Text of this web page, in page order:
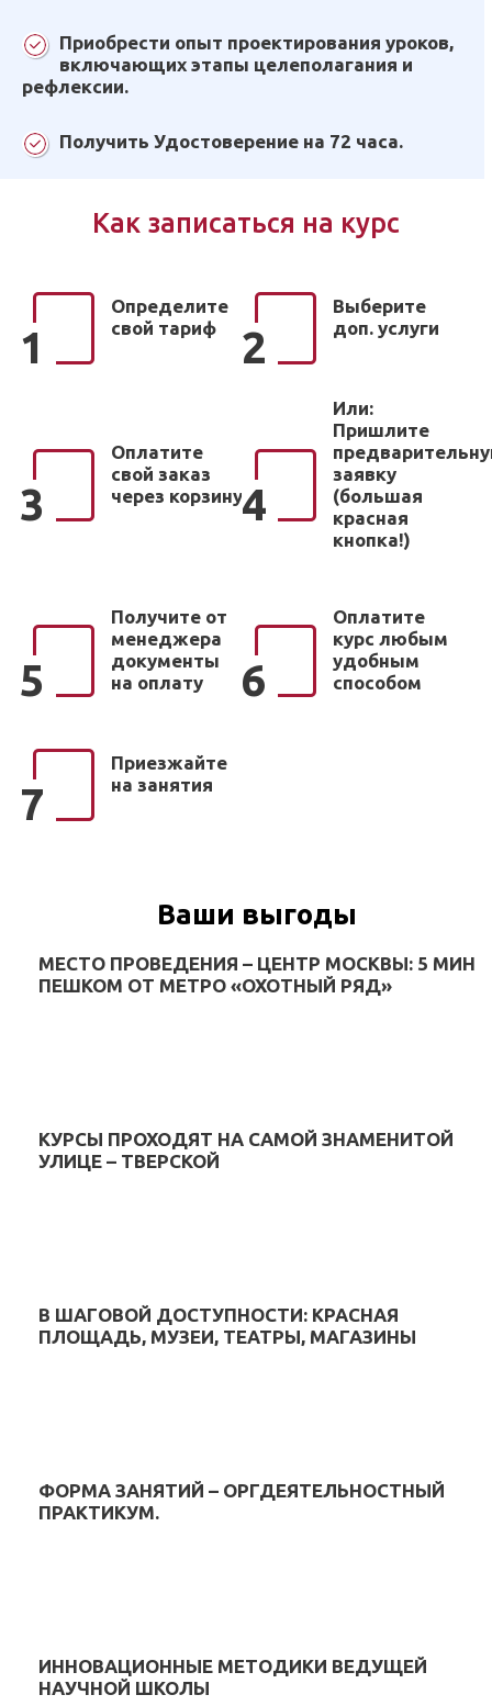
Приобрести опыт проектирования уроков,
включающих этапы целеполагания и
рефлексии.
Получить Удостоверение на 72 часа.
Как записаться на курс
1
Определите
свой тариф
2
Выберите
доп. услуги
3
Оплатите
свой заказ
через корзину4
Или:
Пришлите
заявку
(большая
красная
кнопка!)
5
Получите от
менеджера
документы
на оплату
6
Оплатите
курс любым
удобным
способом
7
Приезжайте
на занятия
Ваши выгоды
МЕСТО ПРОВЕДЕНИЯ – ЦЕНТР МОСКВЫ: 5 МИН
ПЕШКОМ ОТ МЕТРО «ОХОТНЫЙ РЯД»
КУРСЫ ПРОХОДЯТ НА САМОЙ ЗНАМЕНИТОЙ
УЛИЦЕ – ТВЕРСКОЙ
В ШАГОВОЙ ДОСТУПНОСТИ: КРАСНАЯ
ПЛОЩАДЬ, МУЗЕИ, ТЕАТРЫ, МАГАЗИНЫ
ФОРМА ЗАНЯТИЙ – ОРГДЕЯТЕЛЬНОСТНЫЙ
ПРАКТИКУМ.
ИННОВАЦИОННЫЕ МЕТОДИКИ ВЕДУЩЕЙ
НАУЧНОЙ ШКОЛЫ